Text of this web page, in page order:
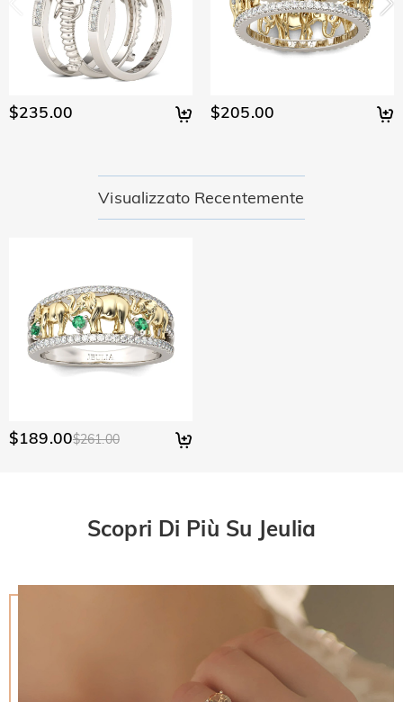
$235.00 $205.00
Visualizzato Recentemente
$189.00$261.00
Scopri Di Più Su Jeulia